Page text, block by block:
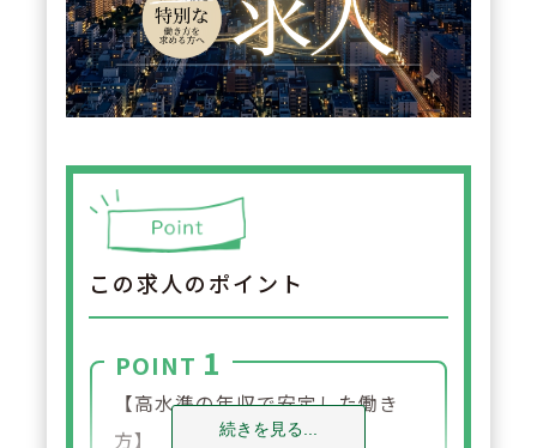
この求人のポイント
POINT 1
【高水準の年収で安定した働き
方】
続きを見る...